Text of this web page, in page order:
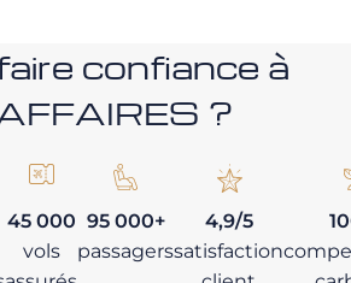
confiance à
?
45 000
vols
95 000+
passagers
4,9/5
satisfaction